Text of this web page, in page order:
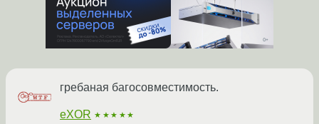
гребаная багосовместимость.
eXOR ★★★★★